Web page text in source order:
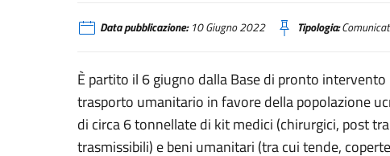
Data pubblicazione:10 Giugno 2022 Tipologia:
È partito il 6 giugno dalla Base di pronto
trasporto umanitario in favore della popolazione
di circa 6 tonnellate di kit medici (chirurgici, post
trasmissibili) e beni umanitari (tra cui tende,